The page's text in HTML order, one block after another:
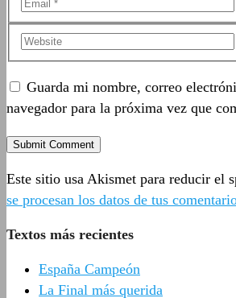
Guarda mi nombre, correo
navegador para la próxima vez que
Este sitio usa Akismet para reducir el
se procesan los datos de tus
Textos más recientes
España Campeón
La Final más querida